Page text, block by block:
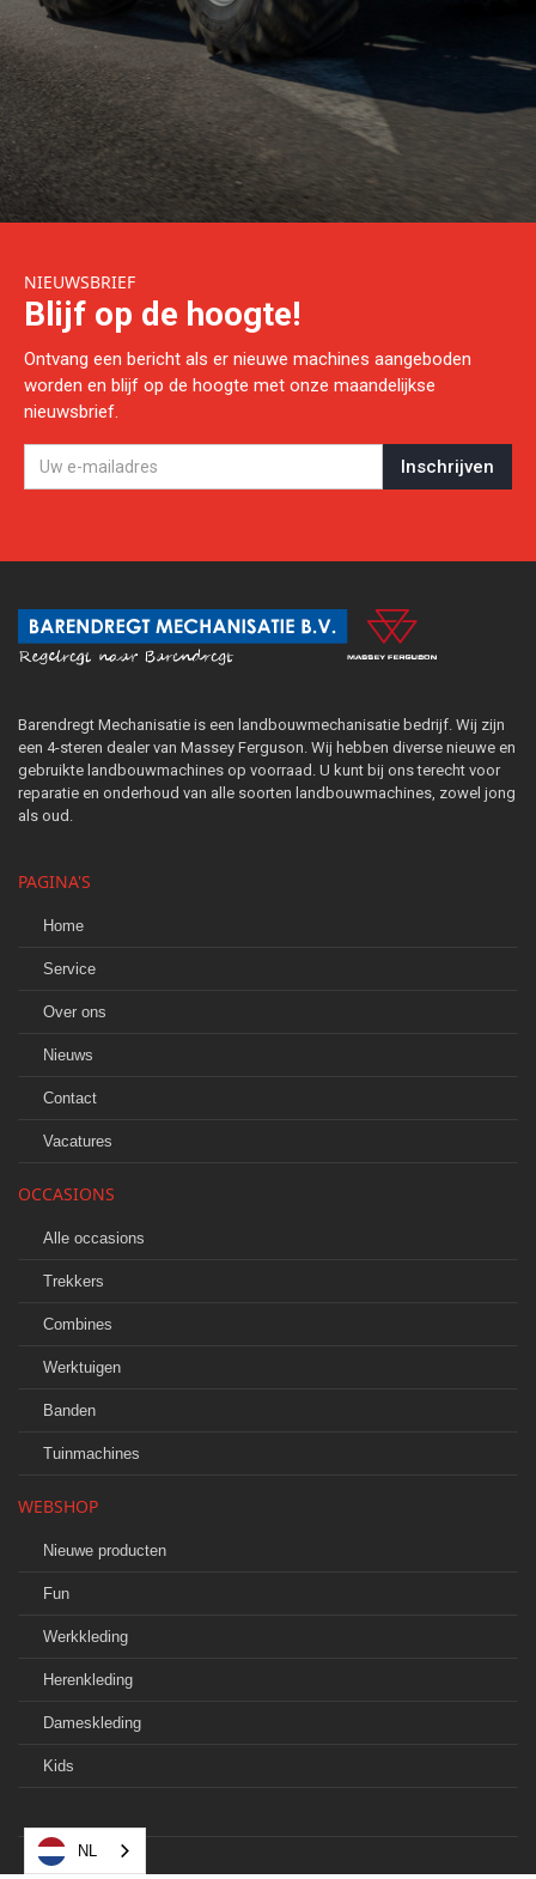
NIEUWSBRIEF
Blijf op de hoogte!
Ontvang een bericht als er nieuwe machines aangeboden
worden en blijf op de hoogte met onze maandelijkse
nieuwsbrief.
Barendregt Mechanisatie is een landbouwmechanisatie bedrijf. Wij zijn
een 4-steren dealer van Massey Ferguson. Wij hebben diverse nieuwe en
gebruikte landbouwmachines op voorraad. U kunt bij ons terecht voor
reparatie en onderhoud van alle soorten landbouwmachines, zowel jong
als oud.
PAGINA'S
Home
Service
Over ons
Nieuws
Contact
Vacatures
OCCASIONS
Alle occasions
Trekkers
Combines
Werktuigen
Banden
Tuinmachines
WEBSHOP
Nieuwe producten
Fun
Werkkleding
Herenkleding
Dameskleding
Kids
NL